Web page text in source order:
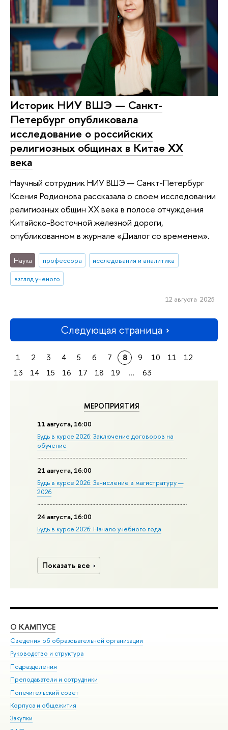
МЕРОПРИЯТИЯ
11 августа, 16:00
Будь в курсе 2026: Заключение договоров на
обучение
21 августа, 16:00
Будь в курсе 2026: Зачисление в магистратуру —
2026
24 августа, 16:00
Будь в курсе 2026: Начало учебного года
Показать все
Историк НИУ ВШЭ — Санкт-
Петербург опубликовала
исследование о российских
религиозных общинах в Китае XX
века
Научный сотрудник НИУ ВШЭ — Санкт-Петербург
Ксения Родионова рассказала о своем исследовании
религиозных общин XX века в полосе отчуждения
Китайско-Восточной железной дороги,
опубликованном в журнале «Диалог со временем».
Наука профессора
исследования и аналитика
взгляд ученого
12 августа 2025
Следующая страница
1 2 3 4 5 6 7 8 9 10 11
12
13
14 15 16 17 18 19 ... 63
О КАМПУСЕ
Сведения об образовательной организации
Руководство и структура
Подразделения
Преподаватели и сотрудники
Попечительский совет
Корпуса и общежития
Закупки